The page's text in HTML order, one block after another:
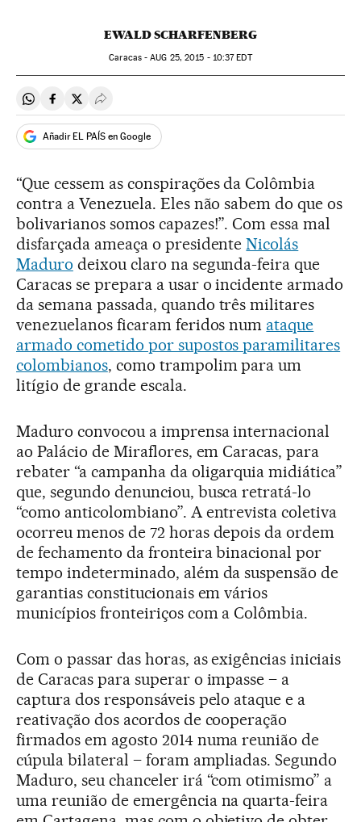
EWALD SCHARFENBERG
Caracas -AUG 25, 2015 - 10:37EDT
Compartir en Whatsapp
Compartir en Facebook
Compartir en Twitter
Desplegar Redes Sociales
Añadir EL PAÍS en Google
“Que cessem as conspirações da Colômbia
contra a Venezuela. Eles não sabem do que os
bolivarianos somos capazes!”. Com essa mal
disfarçada ameaça o presidenteNicolás
Maduro deixou claro na segunda-feira que
Caracas se prepara a usar o incidente armado
da semana passada, quando três militares
venezuelanos ficaram feridos num ataque
armado cometido por supostos paramilitares
colombianos, como trampolim para um
litígio de grande escala.
Maduro convocou a imprensa internacional
ao Palácio de Miraflores, em Caracas, para
rebater “a campanha da oligarquia midiática”
que, segundo denunciou, busca retratá-lo
“como anticolombiano”. A entrevista coletiva
ocorreu menos de 72 horas depois da ordem
de fechamento da fronteira binacional por
tempo indeterminado, além da suspensão de
garantias constitucionais em vários
municípios fronteiriços com a Colômbia.
Com o passar das horas, as exigências iniciais
de Caracas para superar o impasse – a
captura dos responsáveis pelo ataque e a
reativação dos acordos de cooperação
firmados em agosto 2014 numa reunião de
cúpula bilateral – foram ampliadas. Segundo
Maduro, seu chanceler irá “com otimismo” a
uma reunião de emergência na quarta-feira